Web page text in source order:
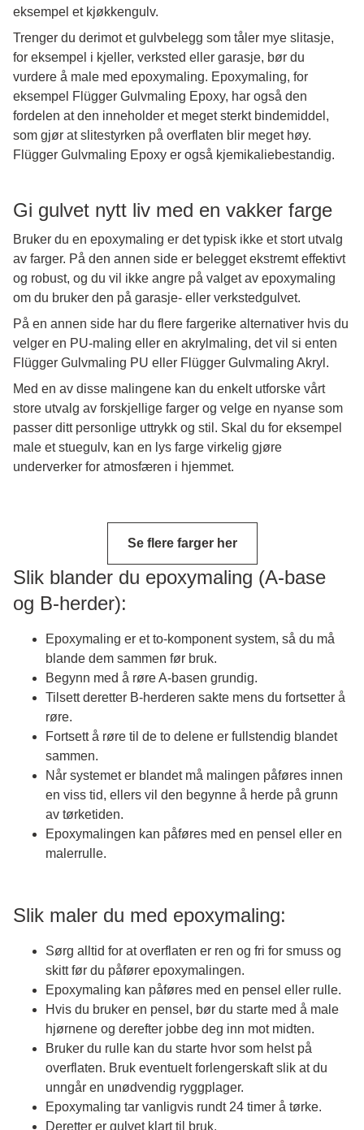
eksempel et kjøkkengulv.
Trenger du derimot et gulvbelegg som tåler mye slitasje,
for eksempel i kjeller, verksted eller garasje, bør du
vurdere å male med epoxymaling. Epoxymaling, for
eksempel Flügger Gulvmaling Epoxy, har også den
fordelen at den inneholder et meget sterkt bindemiddel,
som gjør at slitestyrken på overflaten blir meget høy.
Flügger Gulvmaling Epoxy er også kjemikaliebestandig.
Gi gulvet nytt liv med en vakker farge
Bruker du en epoxymaling er det typisk ikke et stort utvalg
av farger. På den annen side er belegget ekstremt effektivt
og robust, og du vil ikke angre på valget av epoxymaling
om du bruker den på garasje- eller verkstedgulvet.
På en annen side har du flere fargerike alternativer hvis du
velger en PU-maling eller en akrylmaling, det vil si enten
Flügger Gulvmaling PU eller Flügger Gulvmaling Akryl.
Med en av disse malingene kan du enkelt utforske vårt
store utvalg av forskjellige farger og velge en nyanse som
passer ditt personlige uttrykk og stil. Skal du for eksempel
male et stuegulv, kan en lys farge virkelig gjøre
underverker for atmosfæren i hjemmet.
Se flere farger her
Slik blander du epoxymaling (A-base
og B-herder):
Epoxymaling er et to-komponent system, så du må
blande dem sammen før bruk.
Begynn med å røre A-basen grundig.
Tilsett deretter B-herderen sakte mens du fortsetter å
røre.
Fortsett å røre til de to delene er fullstendig blandet
sammen.
Når systemet er blandet må malingen påføres innen
en viss tid, ellers vil den begynne å herde på grunn
av tørketiden.
Epoxymalingen kan påføres med en pensel eller en
malerrulle.
Slik maler du med epoxymaling:
Sørg alltid for at overflaten er ren og fri for smuss og
skitt før du påfører epoxymalingen.
Epoxymaling kan påføres med en pensel eller rulle.
Hvis du bruker en pensel, bør du starte med å male
hjørnene og derefter jobbe deg inn mot midten.
Bruker du rulle kan du starte hvor som helst på
overflaten. Bruk eventuelt forlengerskaft slik at du
unngår en unødvendig ryggplager.
Epoxymaling tar vanligvis rundt 24 timer å tørke.
Deretter er gulvet klart til bruk.